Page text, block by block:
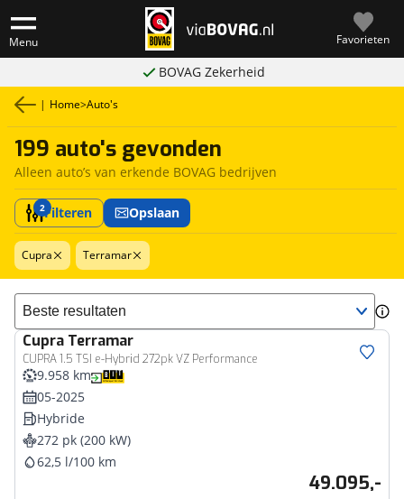
Menu Favorieten
BOVAG Zekerheid
| Home>Auto's
199 auto's gevonden
Alleen auto’s van erkende BOVAG bedrijven
2Filteren Opslaan
Cupra Terramar
Sorteer resultaten
Cupra Terramar
CUPRA 1.5 TSI e-Hybrid 272pk VZ Performance
9.958 km
05-2025
Hybride
272 pk (200 kW)
62,5 l/100 km
49.095,-